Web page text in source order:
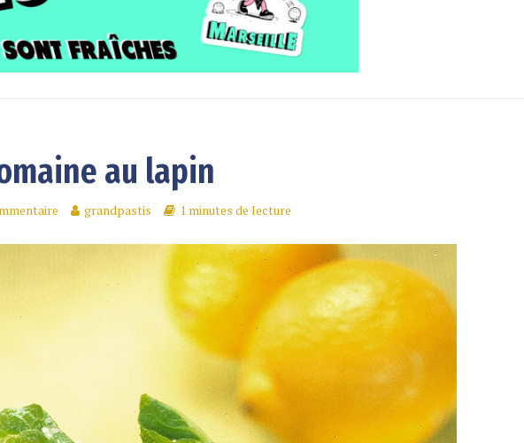
au lapin
grandpastis 1 minutes de lecture